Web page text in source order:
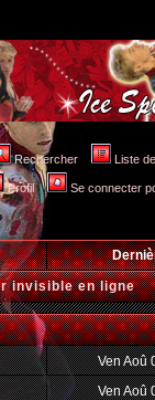
Rechercher Liste
Profil Se connecter
invisible en ligne
Ven Aoû
Ven Aoû